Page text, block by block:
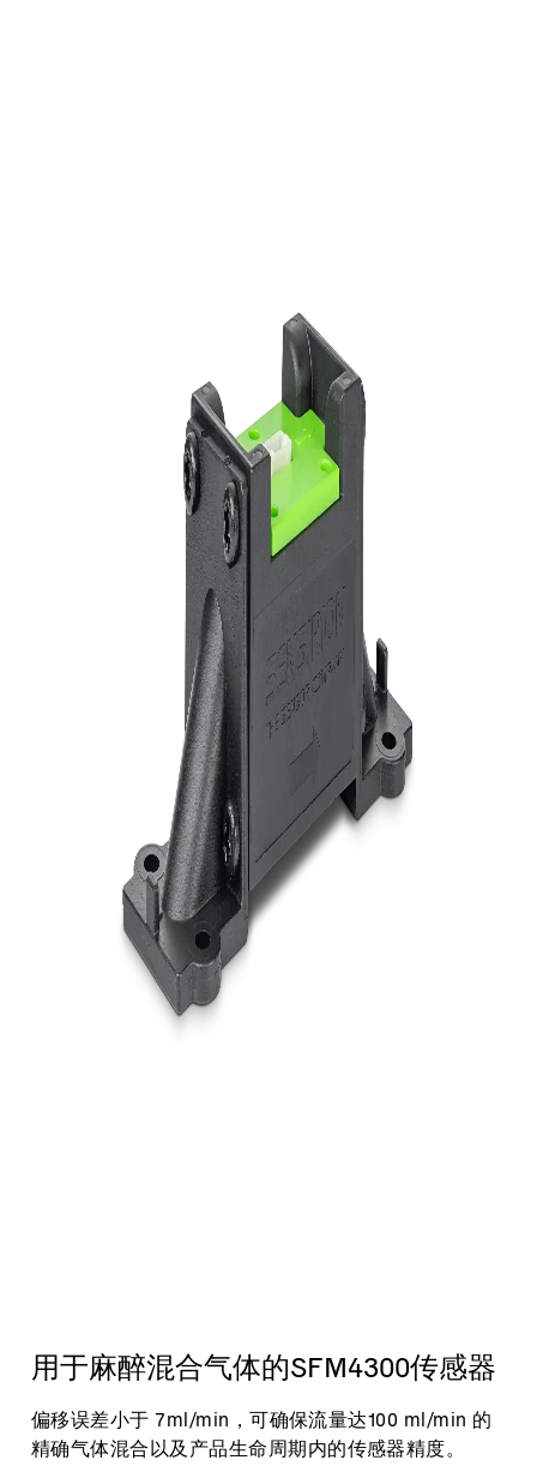
用于麻醉混合气体的SFM4300传感器
偏移误差小于 7ml/min，可确保流量达100 ml/min 的
精确气体混合以及产品生命周期内的传感器精度。